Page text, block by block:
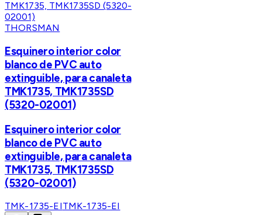
THORSMAN
Esquinero interior color
blanco de PVC auto
extinguible, para canaleta
TMK1735, TMK1735SD
(5320-02001)
Esquinero interior color
blanco de PVC auto
extinguible, para canaleta
TMK1735, TMK1735SD
(5320-02001)
TMK-1735-EITMK-1735-EI